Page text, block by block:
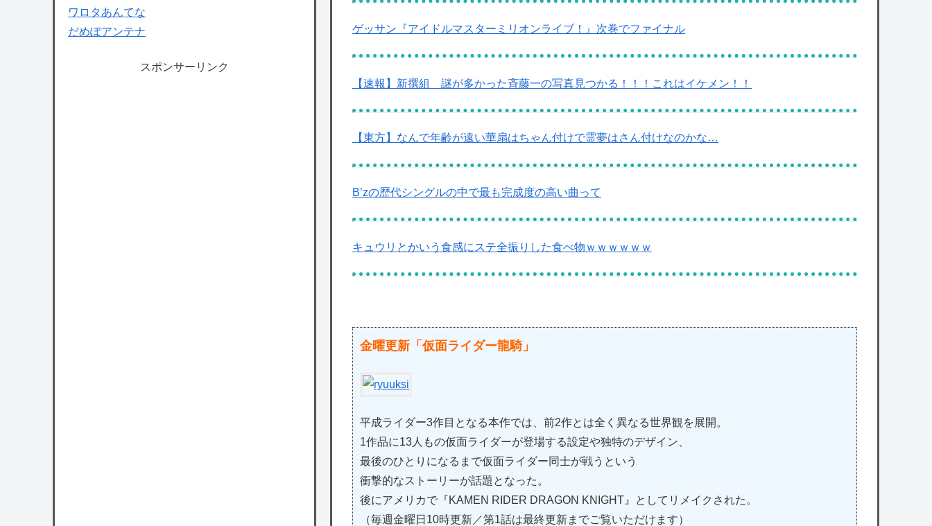
ゲッサン『アイドルマスターミリオンライブ！』次巻でファイナル
【速報】新撰組 謎が多かった斉藤一の写真見つかる！！！これはイケメン！！
【東方】なんで年齢が遠い華扇はちゃん付けで霊夢はさん付けなのかな…
B’zの歴代シングルの中で最も完成度の高い曲って
キュウリとかいう食感にステ全振りした食べ物ｗｗｗｗｗｗ
金曜更新「仮面ライダー龍騎」
平成ライダー3作目となる本作では、前2作とは全く異なる世界観を展開。
1作品に13人もの仮面ライダーが登場する設定や独特のデザイン、
最後のひとりになるまで仮面ライダー同士が戦うという
衝撃的なストーリーが話題となった。
後にアメリカで『KAMEN RIDER DRAGON KNIGHT』としてリメイクされた。
（毎週金曜日10時更新／第1話は最終更新までご覧いただけます）
ワロタあんてな
だめぽアンテナ
スポンサーリンク